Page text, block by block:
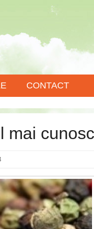
CONTACT
mai